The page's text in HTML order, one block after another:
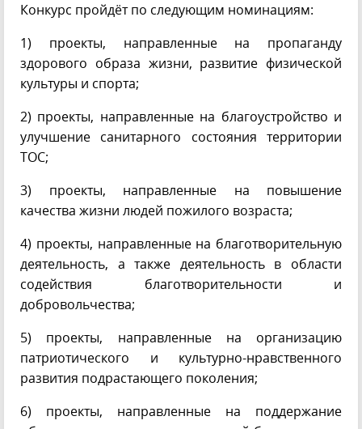
Конкурс пройдёт по следующим номинациям:
1) проекты, направленные на пропаганду
здорового образа жизни, развитие физической
культуры и спорта;
2) проекты, направленные на благоустройство и
улучшение санитарного состояния территории
ТОС;
3) проекты, направленные на повышение
качества жизни людей пожилого возраста;
4) проекты, направленные на благотворительную
деятельность, а также деятельность в области
содействия благотворительности и
добровольчества;
5) проекты, направленные на организацию
патриотического и культурно-нравственного
развития подрастающего поколения;
6) проекты, направленные на поддержание